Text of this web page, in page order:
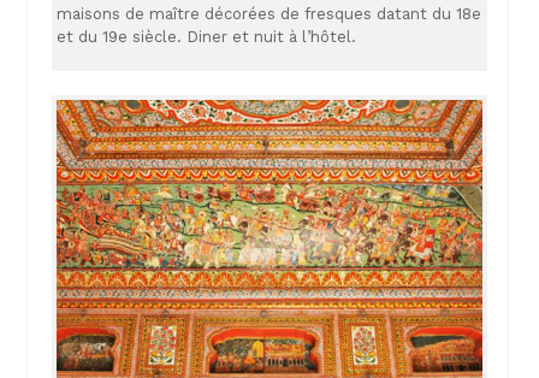
maisons de maître décorées de fresques datant du 18e
et du 19e siècle. Diner et nuit à l’hôtel.